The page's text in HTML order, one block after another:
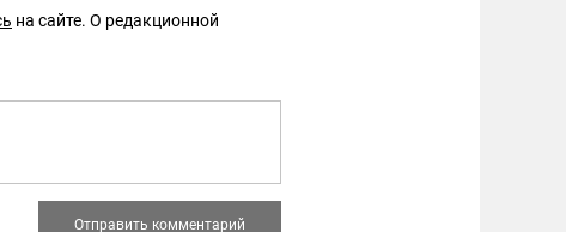
на сайте. О редакционной